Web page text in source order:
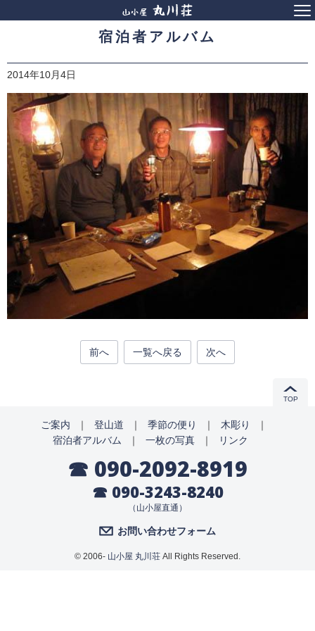
宿泊者アルバム
2014年10月4日
前へ 一覧へ戻る 次へ
ご案内 ｜ 登山道 ｜ 季節の便り ｜ 木彫り
｜
宿泊者アルバム
｜ 一枚の写真 ｜ リンク
☎ 090-2092-8919
☎ 090-3243-8240
（山小屋直通）
お問い合わせフォーム
© 2006- 山小屋 丸川荘 All Rights Reserved.
TOP